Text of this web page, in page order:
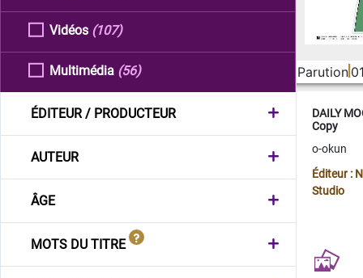
Vidéos (107)
Multimédia (56)
ÉDITEUR / PRODUCTEUR
AUTEUR
ÂGE
MOTS DU TITRE
Parution
DAILY
Copy
o-okun
Éditeur :
Studio